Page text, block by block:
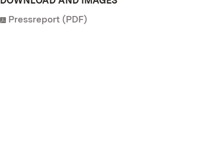
Pressreport (PDF)